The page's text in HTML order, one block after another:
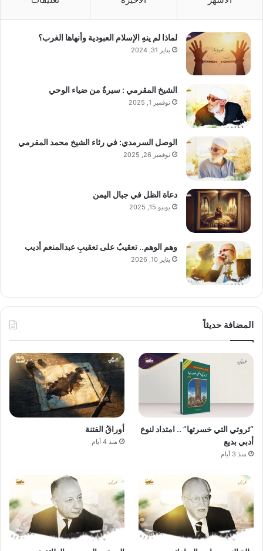
لماذا لم ينهِ الإسلام العبودية وأنهاها الغرب؟
يناير 31, 2024
الشيخ المقرمي : سيرةٌ من ضياء الوحي
نوفمبر 1, 2025
الوصل السرمدي: في رثاء الشيخ محمد المقرمي
نوفمبر 26, 2025
دعاة الظل في جبال اليمن
يونيو 15, 2025
وهم الوهم.. تعقيبٌ على تعقيبِ عبدالمنعم أديب
يناير 10, 2026
المضافة حديثاً
“ثروتي التي خسرتها” .. امتداد لنوع
أدبي بديع
منذ 3 أيام
أوراقُ الفتنة
منذ 4 أيام